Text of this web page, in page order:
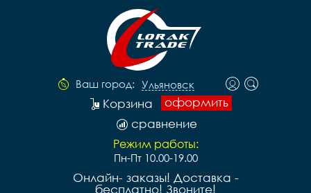
Ваш город: Ульяновск
оформить
Корзина
сравнение
Режим работы:
Пн-Пт 10.00-19.00
Онлайн- заказы! Доставка -
бесплатно! Звоните!